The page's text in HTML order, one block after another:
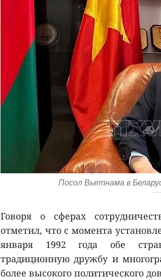
Посол Вьетнама в
Говоря о сферах
отметил, что с момента
января 1992 года обе
традиционную дружбу и
более высокого политического